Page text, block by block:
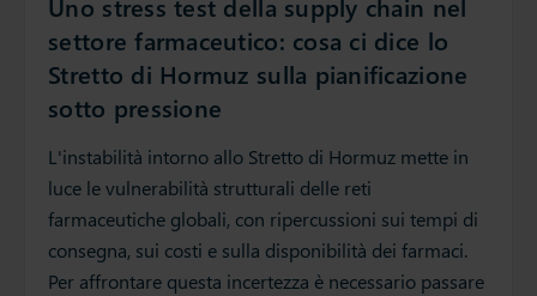
Uno stress test della supply chain nel
settore farmaceutico: cosa ci dice lo
Stretto di Hormuz sulla pianificazione
sotto pressione
L'instabilità intorno allo Stretto di Hormuz mette in
luce le vulnerabilità strutturali delle reti
farmaceutiche globali, con ripercussioni sui tempi di
consegna, sui costi e sulla disponibilità dei farmaci.
Per affrontare questa incertezza è necessario passare